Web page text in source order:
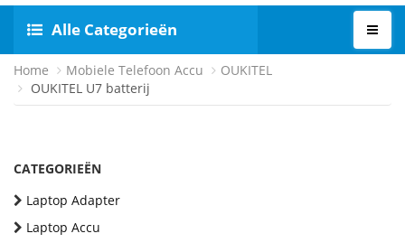
Alle Categorieën
Home Mobiele Telefoon Accu
OUKITEL
OUKITEL U7 batterij
CATEGORIEËN
Laptop Adapter
Laptop Accu